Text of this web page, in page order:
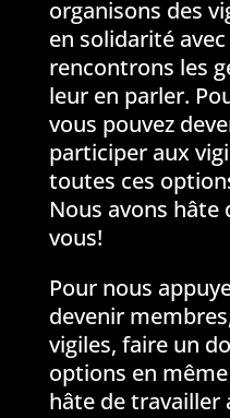
organisons des
en solidarité
rencontrons les
leur en parler.
vous pouvez
participer aux
toutes ces
Nous avons hâte
vous!
Pour nous
devenir
vigiles, faire un
options en
hâte de travailler